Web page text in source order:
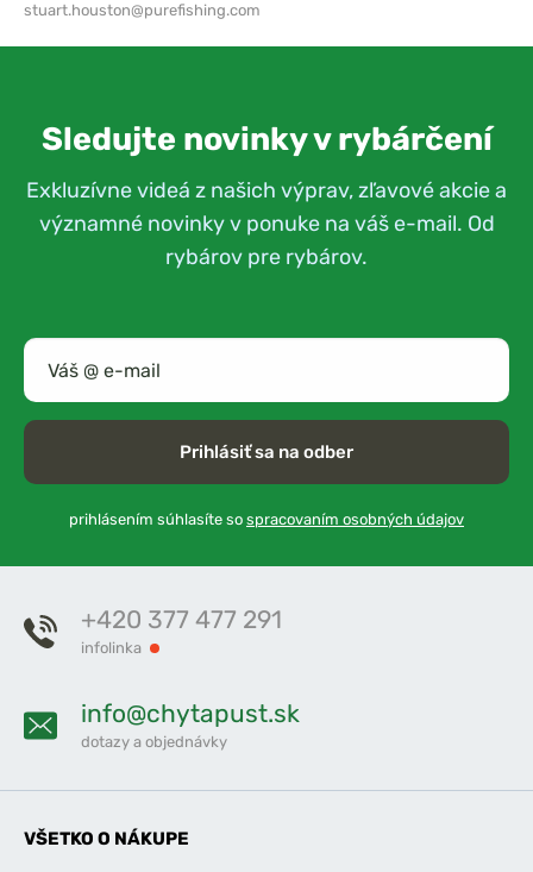
stuart.houston@purefishing.com
Sledujte novinky v rybárčení
Exkluzívne videá z našich výprav, zľavové akcie a
významné novinky v ponuke na váš e-mail. Od
rybárov pre rybárov.
Prihlásiť sa na odber
prihlásením súhlasíte so spracovaním osobných údajov
+420 377 477 291
infolinka
info@chytapust.sk
dotazy a objednávky
VŠETKO O NÁKUPE